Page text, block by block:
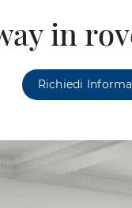
in
Richiedi